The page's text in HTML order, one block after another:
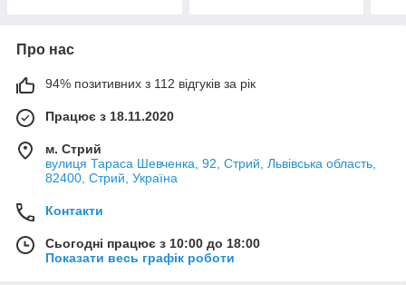
Про нас
94% позитивних з 112 відгуків за рік
Працює з 18.11.2020
м. Стрий
вулиця Тараса Шевченка, 92, Стрий, Львівська область,
82400, Стрий, Україна
Контакти
Сьогодні працює з 10:00 до 18:00
Показати весь графік роботи